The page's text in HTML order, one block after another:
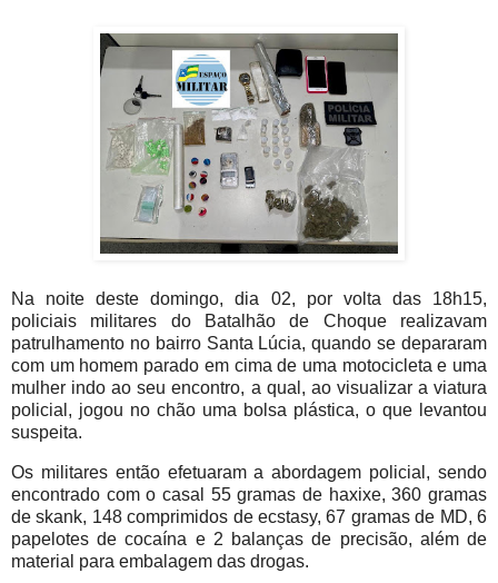
Na noite deste domingo, dia 02, por volta das 18h15,
policiais militares do Batalhão de Choque realizavam
patrulhamento no bairro Santa Lúcia, quando se depararam
com um homem parado em cima de uma motocicleta e uma
mulher indo ao seu encontro, a qual, ao visualizar a viatura
policial, jogou no chão uma bolsa plástica, o que levantou
suspeita.
Os militares então efetuaram a abordagem policial, sendo
encontrado com o casal 55 gramas de haxixe, 360 gramas
de skank, 148 comprimidos de ecstasy, 67 gramas de MD, 6
papelotes de cocaína e 2 balanças de precisão, além de
material para embalagem das drogas.